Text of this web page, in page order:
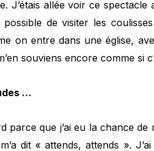
J’étais allée voir ce spectacle
de visiter les
on entre dans une église,
souviens encore comme si
…
parce que j’ai eu la chance
dit « attends, attends ».